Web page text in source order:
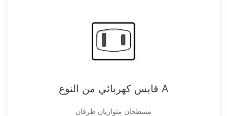
قابس كهربائي من النوع A
مسطحان متوازيان طرفان